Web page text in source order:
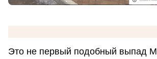
Это не первый подобный выпад